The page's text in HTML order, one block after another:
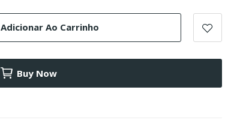
Adicionar Ao Carrinho
Buy Now